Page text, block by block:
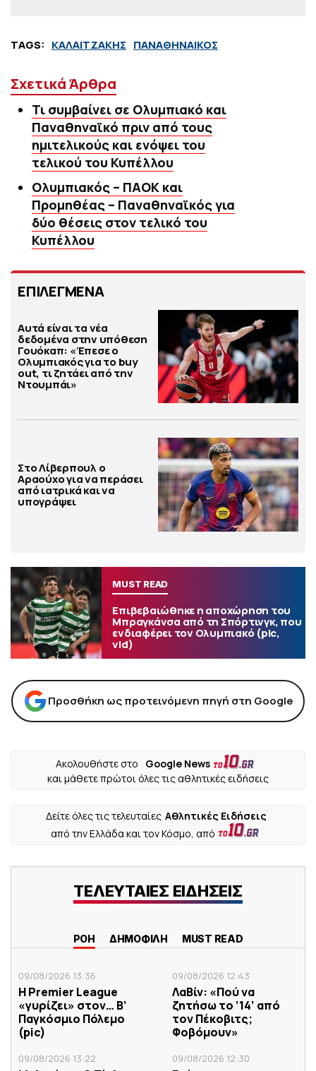
TAGS: ΚΑΛΑΙΤΖΑΚΗΣ ΠΑΝΑΘΗΝΑΙΚΟΣ
Σχετικά Άρθρα
Τι συμβαίνει σε Ολυμπιακό και
Παναθηναϊκό πριν από τους
ημιτελικούς και ενόψει του
τελικού του Κυπέλλου
Ολυμπιακός – ΠΑΟΚ και
Προμηθέας – Παναθηναϊκός για
δύο θέσεις στον τελικό του
Κυπέλλου
ΕΠΙΛΕΓΜΕΝΑ
Αυτά είναι τα νέα
δεδομένα στην υπόθεση
Γουόκαπ: «Έπεσε ο
Ολυμπιακός για το buy
out, τι ζητάει από την
Ντουμπάι»
Στο Λίβερπουλ ο
Αραούχο για να περάσει
από ιατρικά και να
υπογράψει
MUST READ
Επιβεβαιώθηκε η αποχώρηση του
Μπραγκάνσα από τη Σπόρτινγκ, που
ενδιαφέρει τον Ολυμπιακό (pic,
vid)
Προσθήκη ως προτεινόμενη πηγή στη Google
Ακολουθήστε στο
Google News
και μάθετε πρώτοι όλες τις αθλητικές ειδήσεις
Δείτε όλες τις τελευταίες Αθλητικές Ειδήσεις
από την Ελλάδα και τον Κόσμο, από
ΤΕΛΕΥΤΑΙΕΣ ΕΙΔΗΣΕΙΣ
ΡΟΗ ΔΗΜΟΦΙΛΗ MUST READ
09/08/2026 13:36
H Premier League
«γυρίζει» στον… Β’
Παγκόσμιο Πόλεμο
(pic)
09/08/2026 13:22
09/08/2026 12:43
ΛαΒίν: «Πού να
ζητήσω το ‘14’ από
τον Πέκοβιτς;
Φοβόμουν»
09/08/2026 12:30